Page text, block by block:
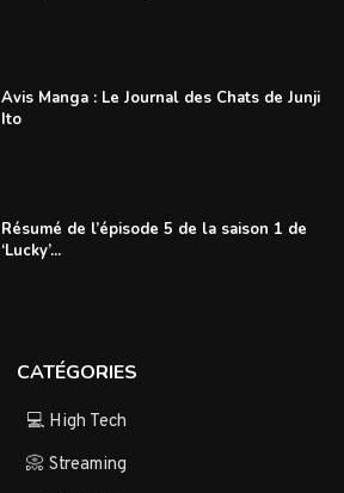
Avis Manga : Le Journal des Chats de Junji
Ito
Résumé de l’épisode 5 de la saison 1 de
‘Lucky’...
CATÉGORIES
💻 High Tech
📀 Streaming